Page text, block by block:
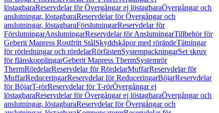
löstagbaraReservdelar för Övergångar ej löstagbaraÖvergångar och
anslutningar, löstagbaraReservdelar för Övergångar och
anslutningar, löstagbaraFörslutningarReservdelar för
FörslutningarAnslutningarReservdelar för AnslutningarTillbehör för
Geberit Mapress Rostfritt StålSkyddskåpor med rörändeTätningar
för rörledningar och rördelarRörfästenSystempackningarSet skruv
för flänskopplingarGeberit Mapress ThermSystemrör
ThermRördelarReservdelar för RördelarMuffarReservdelar för
MuffarReduceringarReservdelar för ReduceringarBöjarReservdelar
för BöjarT-rörReservdelar för T-rörÖvergångar ej
löstagbaraReservdelar för Övergångar ej löstagbaraÖvergångar och
anslutningar, löstagbaraReservdelar för Övergångar och